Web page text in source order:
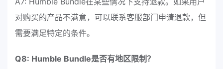
对购买的产品不满意，可以联系客服部门申请退款，但
需要满足特定的条件。
Q8: Humble Bundle是否有地区限制？